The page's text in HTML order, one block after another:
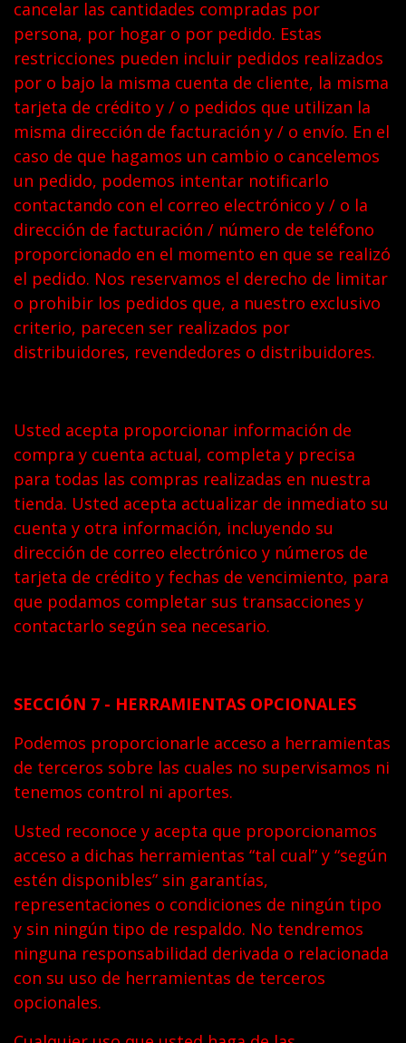
cancelar las cantidades compradas por
persona, por hogar o por pedido. Estas
restricciones pueden incluir pedidos realizados
por o bajo la misma cuenta de cliente, la misma
tarjeta de crédito y / o pedidos que utilizan la
misma dirección de facturación y / o envío. En el
caso de que hagamos un cambio o cancelemos
un pedido, podemos intentar notificarlo
contactando con el correo electrónico y / o la
dirección de facturación / número de teléfono
proporcionado en el momento en que se realizó
el pedido. Nos reservamos el derecho de limitar
o prohibir los pedidos que, a nuestro exclusivo
criterio, parecen ser realizados por
distribuidores, revendedores o distribuidores.
Usted acepta proporcionar información de
compra y cuenta actual, completa y precisa
para todas las compras realizadas en nuestra
tienda. Usted acepta actualizar de inmediato su
cuenta y otra información, incluyendo su
dirección de correo electrónico y números de
tarjeta de crédito y fechas de vencimiento, para
que podamos completar sus transacciones y
contactarlo según sea necesario.
SECCIÓN 7 - HERRAMIENTAS OPCIONALES
Podemos proporcionarle acceso a herramientas
de terceros sobre las cuales no supervisamos ni
tenemos control ni aportes.
Usted reconoce y acepta que proporcionamos
acceso a dichas herramientas “tal cual” y “según
estén disponibles” sin garantías,
representaciones o condiciones de ningún tipo
y sin ningún tipo de respaldo. No tendremos
ninguna responsabilidad derivada o relacionada
con su uso de herramientas de terceros
opcionales.